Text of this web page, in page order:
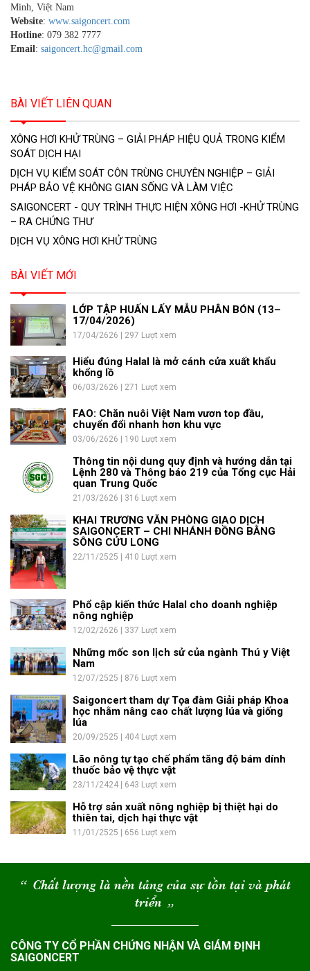
Minh, Việt Nam
Website: www.saigoncert.com
Hotline: 079 382 7777
Email: saigoncert.hc@gmail.com
BÀI VIẾT LIÊN QUAN
XÔNG HƠI KHỬ TRÙNG – GIẢI PHÁP HIỆU QUẢ TRONG KIỂM
SOÁT DỊCH HẠI
DỊCH VỤ KIỂM SOÁT CÔN TRÙNG CHUYÊN NGHIỆP – GIẢI
PHÁP BẢO VỆ KHÔNG GIAN SỐNG VÀ LÀM VIỆC
SAIGONCERT - QUY TRÌNH THỰC HIỆN XÔNG HƠI -KHỬ TRÙNG
– RA CHỨNG THƯ
DỊCH VỤ XÔNG HƠI KHỬ TRÙNG
BÀI VIẾT MỚI
LỚP TẬP HUẤN LẤY MẪU PHÂN BÓN (13–
17/04/2026)
17/04/2626 | 297 Lượt xem
Hiểu đúng Halal là mở cánh cửa xuất khẩu
khổng lồ
06/03/2626 | 271 Lượt xem
FAO: Chăn nuôi Việt Nam vươn top đầu,
chuyển đổi nhanh hơn khu vực
03/06/2626 | 190 Lượt xem
Thông tin nội dung quy định và hướng dẫn tại
Lệnh 280 và Thông báo 219 của Tổng cục Hải
quan Trung Quốc
21/03/2626 | 316 Lượt xem
KHAI TRƯƠNG VĂN PHÒNG GIAO DỊCH
SAIGONCERT – CHI NHÁNH ĐỒNG BẰNG
SÔNG CỬU LONG
22/11/2525 | 410 Lượt xem
Phổ cập kiến thức Halal cho doanh nghiệp
nông nghiệp
12/02/2626 | 337 Lượt xem
Những mốc son lịch sử của ngành Thú y Việt
Nam
12/07/2525 | 876 Lượt xem
Saigoncert tham dự Tọa đàm Giải pháp Khoa
học nhằm nâng cao chất lượng lúa và giống
lúa
20/09/2525 | 404 Lượt xem
Lão nông tự tạo chế phẩm tăng độ bám dính
thuốc bảo vệ thực vật
23/11/2424 | 643 Lượt xem
Hỗ trợ sản xuất nông nghiệp bị thiệt hại do
thiên tai, dịch hại thực vật
11/01/2525 | 656 Lượt xem
“ Chất lượng là nền tảng của sự tồn tại và phát
triển “
CÔNG TY CỔ PHẦN CHỨNG NHẬN VÀ GIÁM ĐỊNH
SAIGONCERT